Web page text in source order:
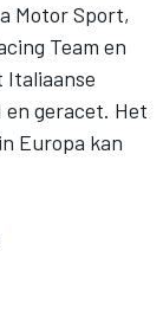
Motor Sport,
Team en
Italiaanse
en geracet. Het
Europa kan